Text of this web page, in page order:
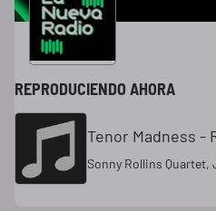
REPRODUCIENDO AHORA
Sonny Rollins Quartet,